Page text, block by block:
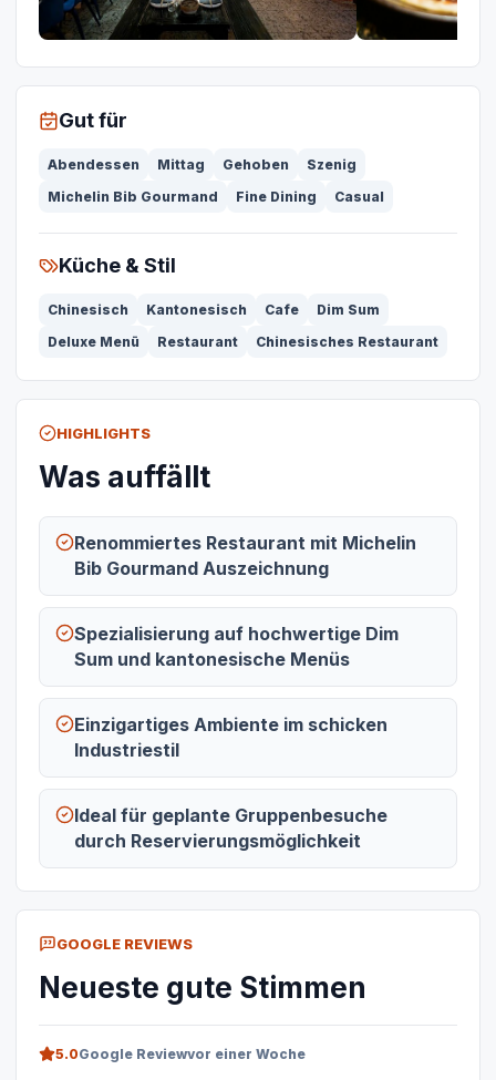
Gut für
Abendessen Mittag Gehoben
Szenig
Michelin Bib Gourmand
Fine Dining Casual
Küche & Stil
Chinesisch Kantonesisch Cafe
Dim Sum
Deluxe Menü
Restaurant Chinesisches Restaurant
HIGHLIGHTS
Was auffällt
Renommiertes Restaurant mit Michelin
Bib Gourmand Auszeichnung
Spezialisierung auf hochwertige Dim
Sum und kantonesische Menüs
Einzigartiges Ambiente im schicken
Industriestil
Ideal für geplante Gruppenbesuche
durch Reservierungsmöglichkeit
GOOGLE REVIEWS
Neueste gute Stimmen
5.0Google Reviewvor einer Woche